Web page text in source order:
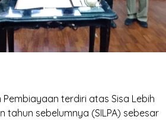
Pembiayaan terdiri atas Sisa Lebih
tahun sebelumnya (SILPA) sebesar